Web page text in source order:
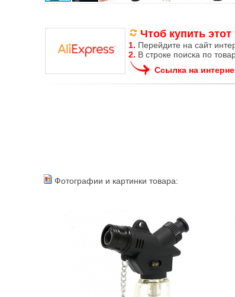
Чтоб купить этот
1. Перейдите на сайт
2. В строке поиска по
Ссылка на
Фотографии и картинки товара: